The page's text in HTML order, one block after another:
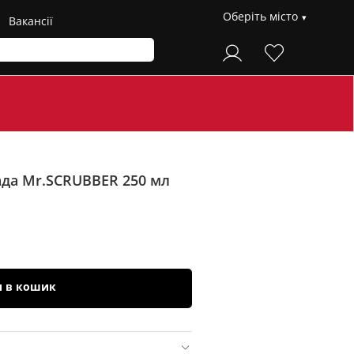
Вакансії Оберіть місто
Mr.SCRUBBER 250 мл
в кошик